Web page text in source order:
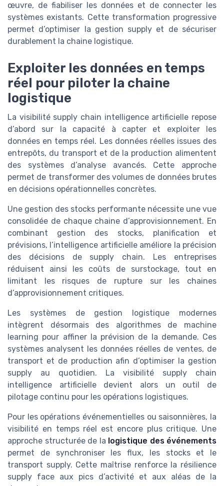
œuvre, de fiabiliser les données et de connecter les
systèmes existants. Cette transformation progressive
permet d’optimiser la gestion supply et de sécuriser
durablement la chaine logistique.
Exploiter les données en temps
réel pour piloter la chaine
logistique
La visibilité supply chain intelligence artificielle repose
d’abord sur la capacité à capter et exploiter les
données en temps réel. Les données réelles issues des
entrepôts, du transport et de la production alimentent
des systèmes d’analyse avancés. Cette approche
permet de transformer des volumes de données brutes
en décisions opérationnelles concrètes.
Une gestion des stocks performante nécessite une vue
consolidée de chaque chaine d’approvisionnement. En
combinant gestion des stocks, planification et
prévisions, l’intelligence artificielle améliore la précision
des décisions de supply chain. Les entreprises
réduisent ainsi les coûts de surstockage, tout en
limitant les risques de rupture sur les chaines
d’approvisionnement critiques.
Les systèmes de gestion logistique modernes
intègrent désormais des algorithmes de machine
learning pour affiner la prévision de la demande. Ces
systèmes analysent les données réelles de ventes, de
transport et de production afin d’optimiser la gestion
supply au quotidien. La visibilité supply chain
intelligence artificielle devient alors un outil de
pilotage continu pour les opérations logistiques.
Pour les opérations événementielles ou saisonnières, la
visibilité en temps réel est encore plus critique. Une
approche structurée de la logistique des événements
permet de synchroniser les flux, les stocks et le
transport supply. Cette maîtrise renforce la résilience
supply face aux pics d’activité et aux aléas de la